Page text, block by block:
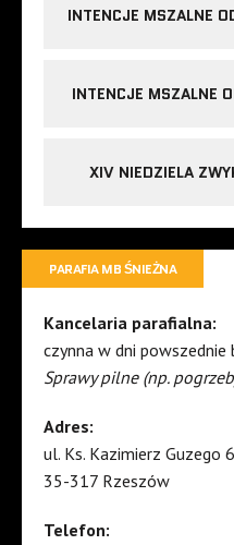
INTENCJE MSZALNE
INTENCJE MSZALNE
XIV NIEDZIELA
PARAFIA MB ŚNIEŻNA
Kancelaria parafialna:
czynna w dni powszednie
Sprawy pilne (np.
Adres:
ul. Ks. Kazimierz Guzego 6
35-317 Rzeszów
Telefon: